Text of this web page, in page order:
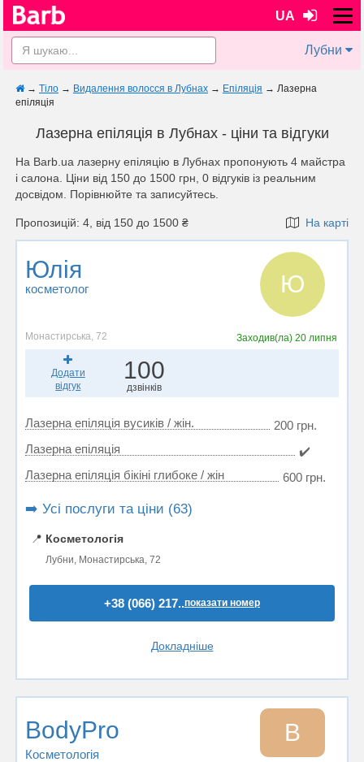
UA
Лубни
→ Тіло → Видалення волосся в Лубнах → Епіляція → Лазерна
епіляція
Лазерна епіляція в Лубнах - ціни та відгуки
На Barb.ua лазерну епіляцію в Лубнах пропонують 4 майстра
і салона. Ціни від 150 до 1500 грн, 0 відгуків із реальним
досвідом. Порівнюйте та записуйтесь.
Пропозицій: 4, від 150 до 1500 ₴ На карті
Юлія
косметолог Ю
Монастирська, 72 Заходив(ла) 20 липня
Додати
відгук
100
дзвінків
Лазерна епіляція вусиків / жін.
200 грн.
Лазерна епіляція
✔️
Лазерна епіляція бікіні глибоке / жін
600 грн.
➡️ Усі послуги та ціни (63)
📍 Косметологія
Лубни, Монастирська, 72
+38 (066) 217..показати номер
Докладніше
BodyPro
Косметологія
B